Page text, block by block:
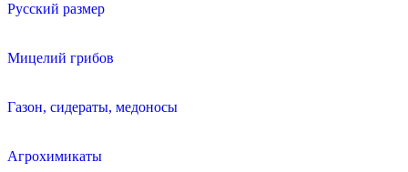
Русский размер
Мицелий грибов
Газон, сидераты, медоносы
Агрохимикаты